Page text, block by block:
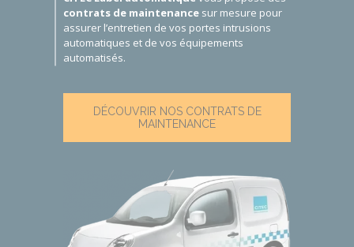
contrats de maintenance sur mesure pour
assurer l’entretien de vos portes intrusions
automatiques et de vos équipements
automatisés.
DÉCOUVRIR NOS CONTRATS DE
MAINTENANCE